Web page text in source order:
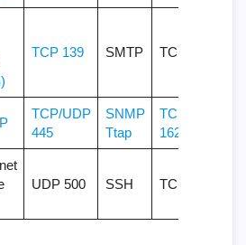
TCP 139 SMTP TCP 25
TCP/UDP
445
SNMP
Ttap
TCP/UDP
162
UDP 500 SSH TCP 22